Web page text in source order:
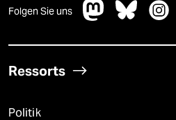
Folgen Sie uns
Ressorts
Politik